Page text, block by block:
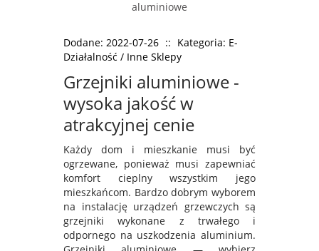
Dodane: 2022-07-26 :: Kategoria: E-
Działalność / Inne Sklepy
Grzejniki aluminiowe -
wysoka jakość w
atrakcyjnej cenie
Każdy dom i mieszkanie musi być
ogrzewane, ponieważ musi zapewniać
komfort cieplny wszystkim jego
mieszkańcom. Bardzo dobrym wyborem
na instalację urządzeń grzewczych są
grzejniki wykonane z trwałego i
odpornego na uszkodzenia aluminium.